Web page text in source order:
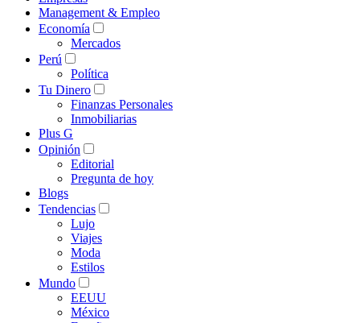
Management & Empleo
Economía
Mercados
Perú
Política
Tu Dinero
Finanzas Personales
Inmobiliarias
Plus G
Opinión
Editorial
Pregunta de hoy
Blogs
Tendencias
Lujo
Viajes
Moda
Estilos
Mundo
EEUU
México